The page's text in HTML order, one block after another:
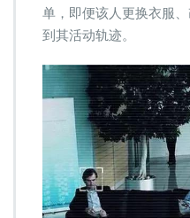
单，即便该人更换衣服
到其活动轨迹。